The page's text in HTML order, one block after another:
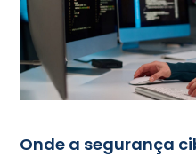
Onde a segurança